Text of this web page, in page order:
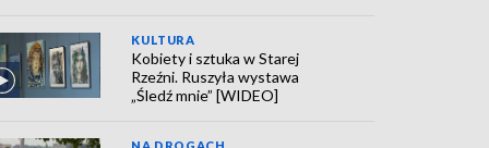
KULTURA
Kobiety i sztuka w Starej
Rzeźni. Ruszyła wystawa
„Śledź mnie” [WIDEO]